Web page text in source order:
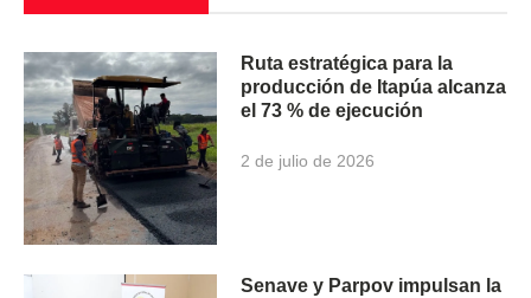
Ruta estratégica para la
producción de Itapúa alcanza
el 73 % de ejecución
2 de julio de 2026
Senave y Parpov impulsan la